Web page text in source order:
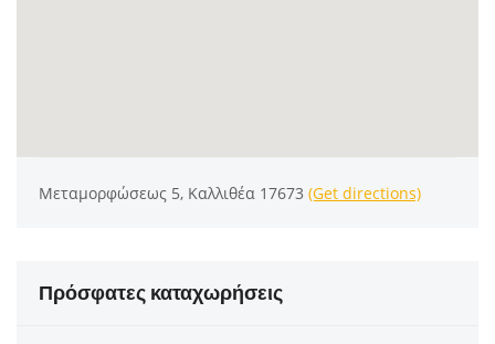
Μεταμορφώσεως 5, Καλλιθέα 17673 (Get directions)
Πρόσφατες καταχωρήσεις